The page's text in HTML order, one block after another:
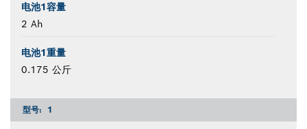
电池1容量
2 Ah
电池1重量
0.175 公斤
型号: 1